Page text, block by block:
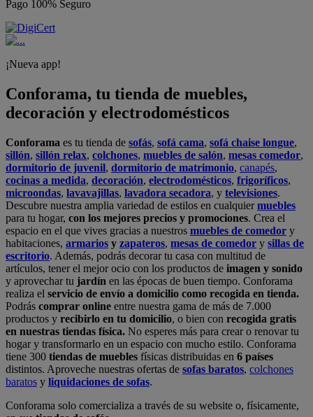
Pago 100% Seguro
¡Nueva app!
Conforama, tu tienda de muebles,
decoración y electrodomésticos
Conforama es tu tienda de sofás, sofá cama, sofá chaise longue,
sillón, sillón relax, colchones, muebles de salón, mesas comedor,
dormitorio de juvenil, dormitorio de matrimonio, canapés,
cocinas a medida, decoración, electrodomésticos, frigoríficos,
microondas, lavavajillas, lavadora secadora, y televisiones.
Descubre nuestra amplia variedad de estilos en cualquiermuebles
para tu hogar, con los mejores precios y promociones. Crea el
espacio en el que vives gracias a nuestros muebles de comedor y
habitaciones, armarios y zapateros, mesas de comedor y sillas de
escritorio. Además, podrás decorar tu casa con multitud de
artículos, tener el mejor ocio con los productos de imagen y sonido
y aprovechar tu jardín en las épocas de buen tiempo. Conforama
realiza el servicio de envío a domicilio como recogida en tienda.
Podrás comprar online entre nuestra gama de más de 7.000
productos y recibirlo en tu domicilio, o bien con recogida gratis
en nuestras tiendas física. No esperes más para crear o renovar tu
hogar y transformarlo en un espacio con mucho estilo. Conforama
tiene 300 tiendas de muebles físicas distribuidas en 6 países
distintos. Aproveche nuestras ofertas de sofas baratos, colchones
baratos y liquidaciones de sofas.
Conforama solo comercializa a través de su website o, físicamente,